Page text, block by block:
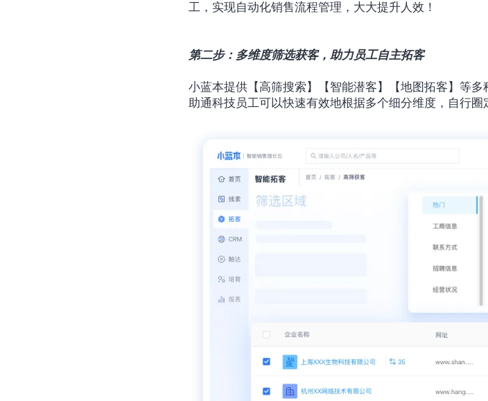
工，实现自动化销售流程管理，大大提升人效！
第二步：多维度筛选获客，助力员工自主拓客
小蓝本提供【高筛搜索】【智能潜客】【地图拓客】等
助通科技员工可以快速有效地根据多个细分维度，自行圈